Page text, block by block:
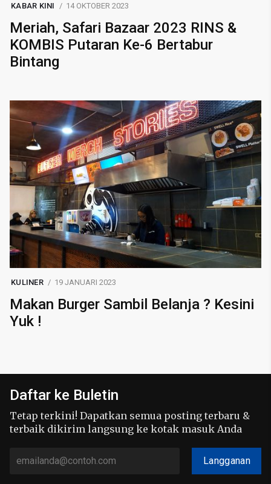
KABAR KINI 14 OKTOBER 2023
Meriah, Safari Bazaar 2023 RINS &
KOMBIS Putaran Ke-6 Bertabur
Bintang
KULINER 19 JANUARI 2023
Makan Burger Sambil Belanja ? Kesini
Yuk !
Daftar ke Buletin
Tetap terkini! Dapatkan semua posting terbaru &
terbaik dikirim langsung ke kotak masuk Anda
Langganan